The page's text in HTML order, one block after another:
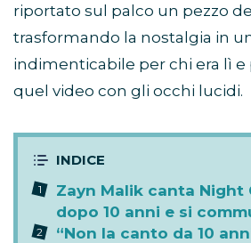
riportato sul palco un pezzo
trasformando la nostalgia in
indimenticabile per chi era lì e
quel video con gli occhi lucidi.
Zayn Malik canta Night
dopo 10 anni e si
“Non la canto da 10